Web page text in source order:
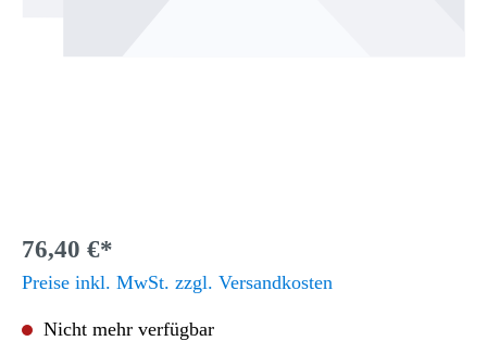
76,40 €*
Preise inkl. MwSt. zzgl. Versandkosten
Nicht mehr verfügbar